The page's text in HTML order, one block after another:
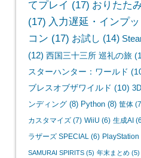
てプレイ (17) おりたた
(17) 入力遅延・インプ
コン (17) お試し (14)
(12) 西国三十三所 巡礼の旅
スターハンター：ワールド
ブレスオブザワイルド (10)
ンディング(8) Python(8) 筐体
カスタマイズ(7) WiiU (6) 生成AI
ラザーズ SPECIAL (6) PlayStation
SAMURAI SPIRITS(5) 年末まとめ(5)